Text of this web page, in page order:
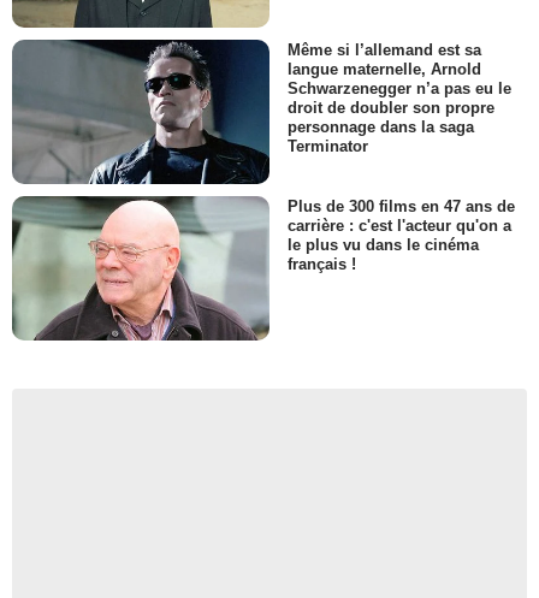
Même si l’allemand est sa
langue maternelle, Arnold
Schwarzenegger n’a pas eu le
droit de doubler son propre
personnage dans la saga
Terminator
Plus de 300 films en 47 ans de
carrière : c'est l'acteur qu'on a
le plus vu dans le cinéma
français !